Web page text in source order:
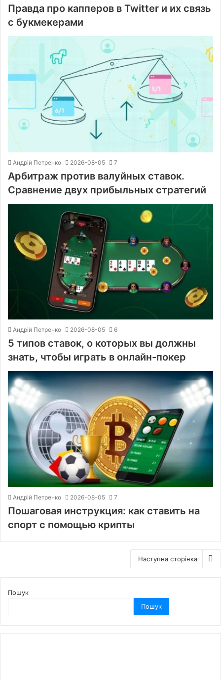
Правда про капперов в Twitter и их связь
с букмекерами
Андрій Петренко 2026-08-05 7
Арбитраж против валуйных ставок.
Сравнение двух прибыльных стратегий
Андрій Петренко 2026-08-05 6
5 типов ставок, о которых вы должны
знать, чтобы играть в онлайн-покер
Андрій Петренко 2026-08-05 7
Пошаговая инструкция: как ставить на
спорт с помощью крипты
Наступна сторінка
Пошук
Пошук